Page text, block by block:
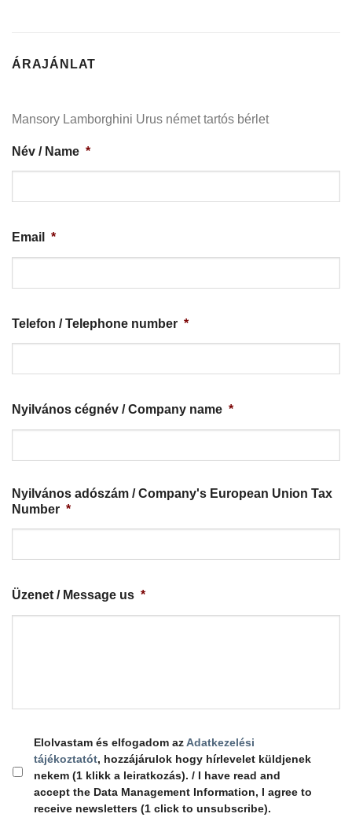
ÁRAJÁNLAT
Mansory Lamborghini Urus német tartós bérlet
Név / Name *
Email *
Telefon / Telephone number *
Nyilvános cégnév / Company name *
Nyilvános adószám / Company's European Union Tax
Number *
Üzenet / Message us *
Elolvastam és elfogadom azAdatkezelési
tájékoztatót, hozzájárulok hogy hírlevelet küldjenek
nekem (1 klikk a leiratkozás). / I have read and
accept the Data Management Information, I agree to
receive newsletters (1 click to unsubscribe).